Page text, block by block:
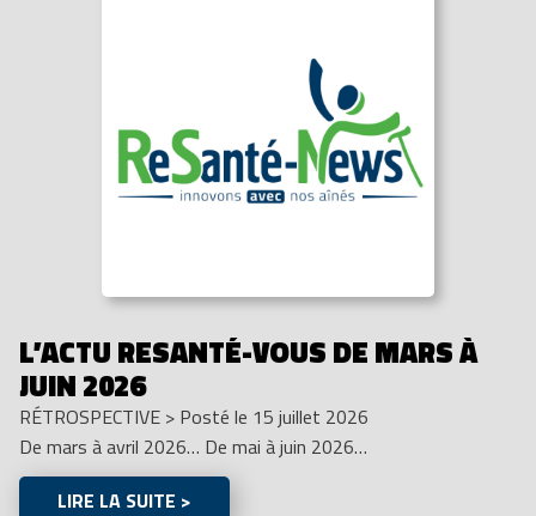
L’ACTU RESANTÉ-VOUS DE MARS À
JUIN 2026
RÉTROSPECTIVE > Posté le 15 juillet 2026
De mars à avril 2026… De mai à juin 2026…
LIRE LA SUITE >